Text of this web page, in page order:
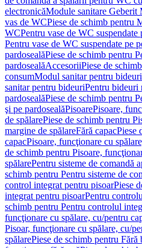
electronicăModule sanitare Geberit
vas de WCPiese de schimb pentru
WCPentru vase de WC suspendate
Pentru vase de WC suspendate pe
pardosealăPiese de schimb pentru
pardosealăAccesoriiPiese de
consumModul sanitar pentru bideuri
sanitar pentru bideuriPentru bideuri
pardosealăPiese de schimb pentru
şi pe pardosealăPisoarePisoare,
de spălarePiese de schimb pentru
margine de spălareFără capacPiese
capacPisoare, funcţionare cu
de schimb pentru Pisoare,
spălarePentru sisteme de comandă
schimb pentru Pentru sisteme de
control integrat pentru pisoarPiese
integrat pentru pisoarPentru
schimb pentru Pentru controlul
funcţionare cu spălare, cu/pentru
Pisoar, funcţionare cu spălare, cu/
spălarePiese de schimb pentru Fără